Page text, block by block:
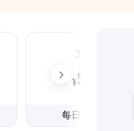
3个月
¥99
每日仅1.08元